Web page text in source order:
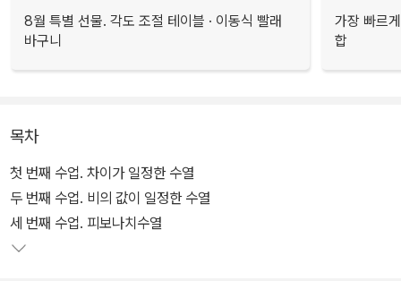
8월 특별 선물. 각도 조절 테이블 · 이동식 빨래
바구니
가장 빠르
합
목차
첫 번째 수업. 차이가 일정한 수열
두 번째 수업. 비의 값이 일정한 수열
세 번째 수업. 피보나치수열